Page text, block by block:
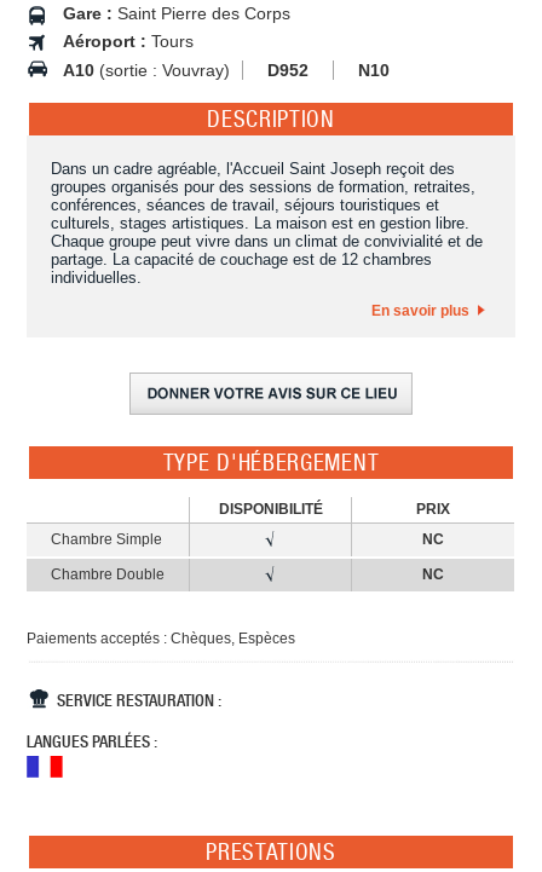
Gare : Saint Pierre des Corps
Aéroport : Tours
A10 (sortie : Vouvray) D952 N10
DESCRIPTION
Dans un cadre agréable, l'Accueil Saint Joseph reçoit des
groupes organisés pour des sessions de formation, retraites,
conférences, séances de travail, séjours touristiques et
culturels, stages artistiques. La maison est en gestion libre.
Chaque groupe peut vivre dans un climat de convivialité et de
partage. La capacité de couchage est de 12 chambres
individuelles.
En savoir plus
TYPE D'HÉBERGEMENT
DISPONIBILITÉ
PRIX
Chambre Simple
NC
Chambre Double NC
Paiements acceptés : Chèques, Espèces
SERVICE RESTAURATION :
LANGUES PARLÉES :
PRESTATIONS